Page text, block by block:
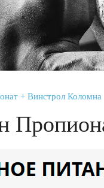
+ Винстрол Коломна